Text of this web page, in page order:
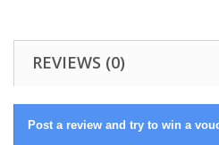
REVIEWS (0)
Post a review and try to win a